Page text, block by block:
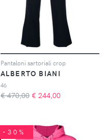
Pantaloni sartoriali crop
ALBERTO BIANI
46
€ 470,00 € 244,00
-30%